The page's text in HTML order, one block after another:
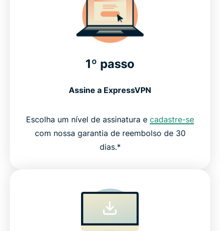
1º passo
Assine a ExpressVPN
Escolha um nível de assinatura e cadastre-se
com nossa garantia de reembolso de 30
dias.*